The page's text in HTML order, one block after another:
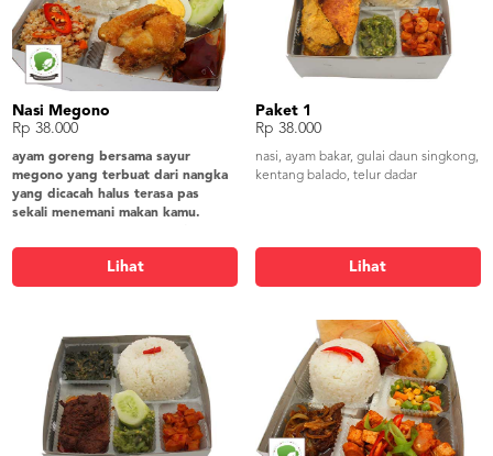
Nasi Megono
Rp 38.000
ayam goreng bersama sayur
megono yang terbuat dari nangka
yang dicacah halus terasa pas
sekali menemani makan kamu.
megono, telur rebus, tempe tepung,
lalap timun, sambel, krupuk
Lihat
Paket 1
Rp 38.000
nasi, ayam bakar, gulai daun singkong,
kentang balado, telur dadar
Lihat